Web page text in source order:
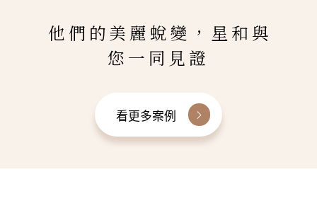
他們的美麗蛻變，星和與
您一同見證
看更多案例